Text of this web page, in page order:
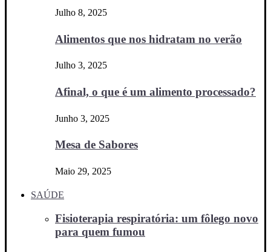
Julho 8, 2025
Alimentos que nos hidratam no verão
Julho 3, 2025
Afinal, o que é um alimento processado?
Junho 3, 2025
Mesa de Sabores
Maio 29, 2025
SAÚDE
Fisioterapia respiratória: um fôlego novo
para quem fumou